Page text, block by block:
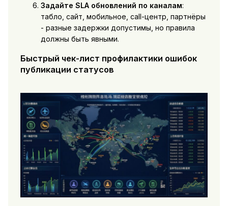
Задайте SLA обновлений по каналам:
табло, сайт, мобильное, call-центр, партнёры
- разные задержки допустимы, но правила
должны быть явными.
Быстрый чек-лист профилактики ошибок
публикации статусов